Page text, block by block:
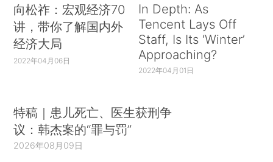
向松祚：宏观经济70
讲，带你了解国内外
经济大局
2022年04月06日
In Depth: As
Tencent Lays Off
Staff, Is Its ‘Winter’
Approaching?
2022年04月01日
特稿｜患儿死亡、医生获刑争
议：韩杰案的“罪与罚”
2026年08月09日